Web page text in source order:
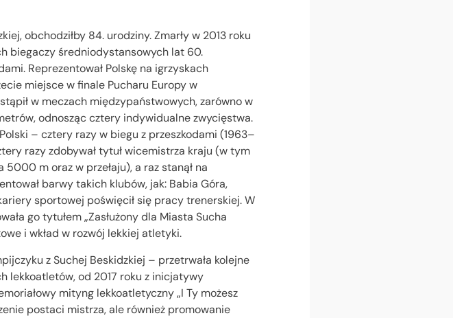
obchodziłby 84. urodziny. Zmarły w 2013 roku
biegaczy średniodystansowych lat 60.
Reprezentował Polskę na igrzyskach
miejsce w finale Pucharu Europy w
w meczach międzypaństwowych, zarówno w
odnosząc cztery indywidualne zwycięstwa.
– cztery razy w biegu z przeszkodami (1963–
razy zdobywał tytuł wicemistrza kraju (w tym
m oraz w przełaju), a raz stanął na
barwy takich klubów, jak: Babia Góra,
sportowej poświęcił się pracy trenerskiej. W
go tytułem „Zasłużony dla Miasta Sucha
i wkład w rozwój lekkiej atletyki.
z Suchej Beskidzkiej – przetrwała kolejne
lekkoatletów, od 2017 roku z inicjatywy
mityng lekkoatletyczny „I Ty możesz
postaci mistrza, ale również promowanie